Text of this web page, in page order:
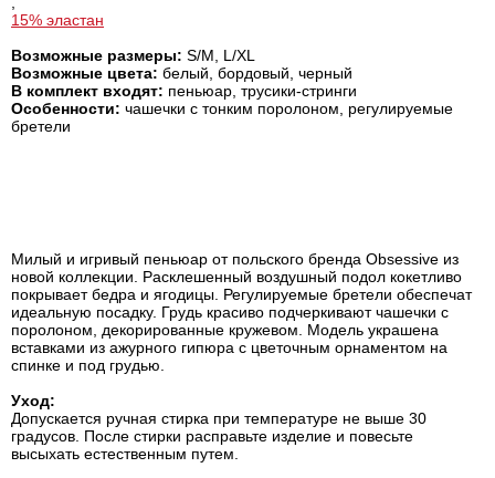
15% эластан
Возможные размеры: S/M, L/XL
Возможные цвета: белый, бордовый, черный
В комплект входят: пеньюар, трусики-стринги
Особенности: чашечки с тонким поролоном, регулируемые
бретели
Милый и игривый пеньюар от польского бренда Obsessive из
новой коллекции. Расклешенный воздушный подол кокетливо
покрывает бедра и ягодицы. Регулируемые бретели обеспечат
идеальную посадку. Грудь красиво подчеркивают чашечки с
поролоном, декорированные кружевом. Модель украшена
вставками из ажурного гипюра с цветочным орнаментом на
спинке и под грудью.
Уход:
Допускается ручная стирка при температуре не выше 30
градусов. После стирки расправьте изделие и повесьте
высыхать естественным путем.